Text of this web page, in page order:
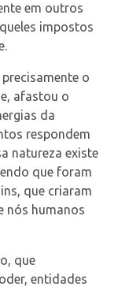
em outros
impostos
o
afastou o
da
respondem
natureza existe
que foram
que criaram
nós humanos
que
entidades